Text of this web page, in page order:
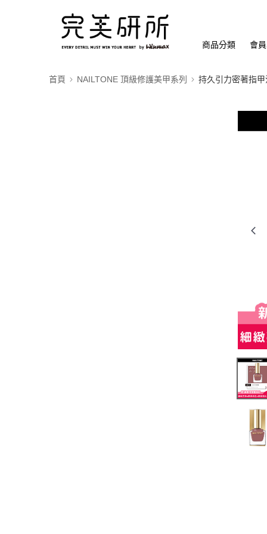
商品分類 會
首頁 NAILTONE 頂級修護美甲系列 持久引力密著指